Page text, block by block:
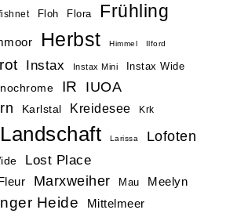
Floh Flora Frühling
Herbst Himmel Ilford
Instax Instax Mini
Instax Wide
IR
IUOA
Karlstal Kreidesee Krk
Landschaft Larissa Lofoten
Lost Place
Marxweiher Mau Meelyn
Heide Mittelmeer